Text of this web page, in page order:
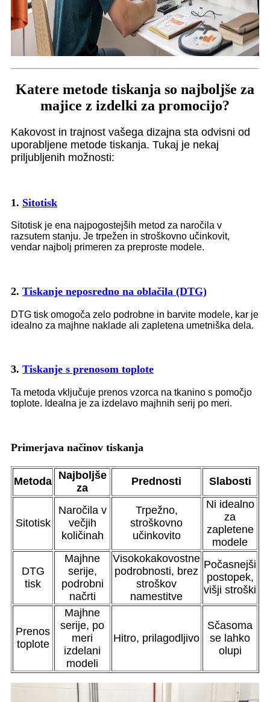
Katere metode tiskanja so najboljše za
majice z izdelki za promocijo?
Kakovost in trajnost vašega dizajna sta odvisni od
uporabljene metode tiskanja. Tukaj je nekaj
priljubljenih možnosti:
1. Sitotisk
Sitotisk je ena najpogostejših metod za naročila v
razsutem stanju. Je trpežen in stroškovno učinkovit,
vendar najbolj primeren za preproste modele.
2. Tiskanje neposredno na oblačila (DTG)
DTG tisk omogoča zelo podrobne in barvite modele, kar je
idealno za majhne naklade ali zapletena umetniška dela.
3. Tiskanje s prenosom toplote
Ta metoda vključuje prenos vzorca na tkanino s pomočjo
toplote. Idealna je za izdelavo majhnih serij po meri.
Primerjava načinov tiskanja
Metoda Najboljše
za
Prednosti Slabosti
Sitotisk
Naročila v
večjih
količinah
Trpežno,
stroškovno
učinkovito
Ni idealno
za
zapletene
modele
DTG
tisk
Majhne
serije,
podrobni
načrti
Visokokakovostne
podrobnosti, brez
stroškov
namestitve
Počasnejši
postopek,
višji stroški
Prenos
toplote
Majhne
serije, po
meri
izdelani
modeli
Hitro, prilagodljivo
Sčasoma
se lahko
olupi